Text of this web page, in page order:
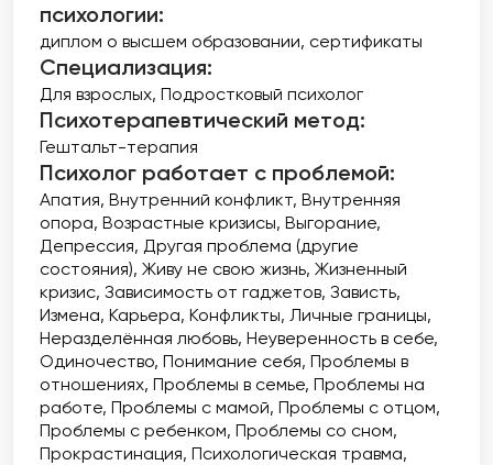
психологии:
диплом о высшем образовании сертификаты
Специализация:
Для взрослых Подростковый психолог
Психотерапевтический метод:
Гештальт-терапия
Психолог работает с проблемой:
Апатия Внутренний конфликт Внутренняя
опора Возрастные кризисы Выгорание
Депрессия Другая проблема (другие
состояния) Живу не свою жизнь Жизненный
кризис Зависимость от гаджетов Зависть
Измена Карьера Конфликты Личные границы
Неразделённая любовь Неуверенность в себе
Одиночество Понимание себя Проблемы в
отношениях Проблемы в семье Проблемы на
работе Проблемы с мамой Проблемы с отцом
Проблемы с ребенком Проблемы со сном
Прокрастинация Психологическая травма